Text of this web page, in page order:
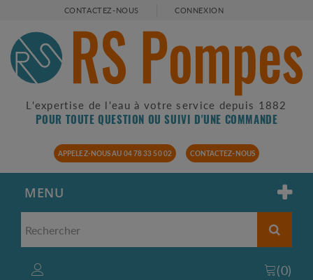
CONTACTEZ-NOUS CONNEXION
L'expertise de l'eau à votre service depuis 1882
POUR TOUTE QUESTION OU SUIVI D'UNE COMMANDE
APPELEZ-NOUS AU 04 78 33 50 02 CONTACTEZ-NOUS
MENU
(0)